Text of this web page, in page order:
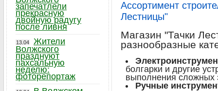
Ассортимент
Лестницы"
Магазин "Тачки
разнообразные
болгарки и другие
выполнения сложных
Ручные
запечатлели
прекрасную
двойную радугу
после ливня
13.04
Жители
Волжского
празднуют
пахсальную
неделю:
фоторепортаж